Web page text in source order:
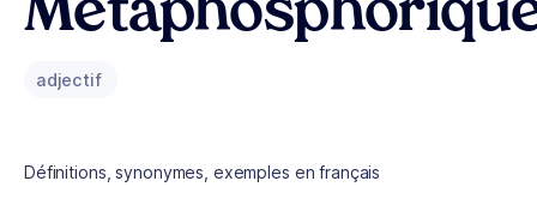
adjectif
Définitions, synonymes, exemples en français